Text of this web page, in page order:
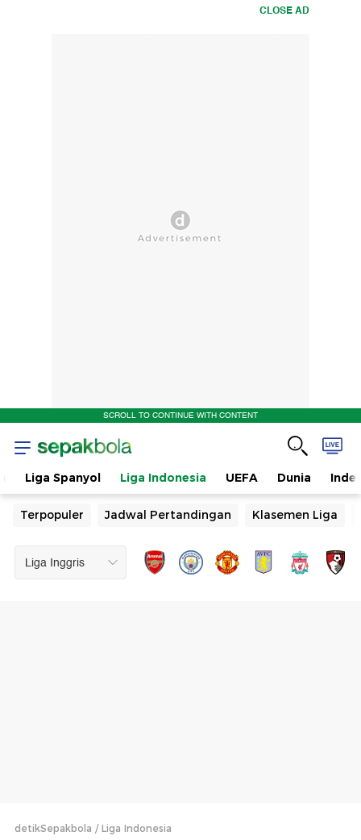
CLOSE AD
SCROLL TO CONTINUE WITH CONTENT
Liga Spanyol Liga Indonesia UEFA Dunia
Terpopuler Jadwal Pertandingan Klasemen Liga
detikSepakbola Liga Indonesia